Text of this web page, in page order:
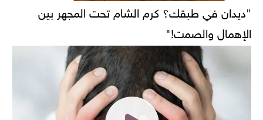
"ديدان في طبقك؟ كرم الشام تحت المجهر بين
الإهمال والصمت!"